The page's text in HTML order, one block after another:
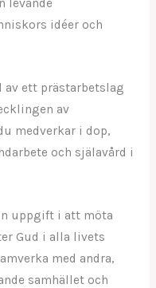
levande
idéer och
av ett prästarbetslag
av
medverkar i dop,
och själavård i
uppgift i att möta
Gud i alla livets
med andra,
samhället och